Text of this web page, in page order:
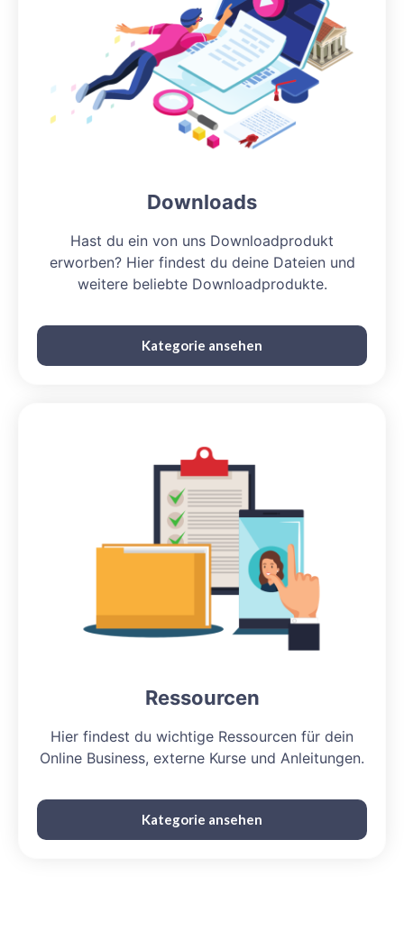
Downloads
Hast du ein von uns Downloadprodukt
erworben? Hier findest du deine Dateien und
weitere beliebte Downloadprodukte.
Kategorie ansehen
Ressourcen
Hier findest du wichtige Ressourcen für dein
Online Business, externe Kurse und Anleitungen.
Kategorie ansehen